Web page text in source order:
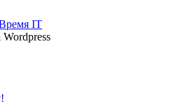
IT
Wordpress